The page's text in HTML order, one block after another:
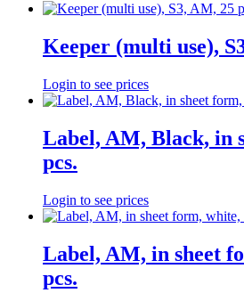
Keeper (multi use),
Login to see prices
Label, AM, Black, in
pcs.
Login to see prices
Label, AM, in sheet
pcs.